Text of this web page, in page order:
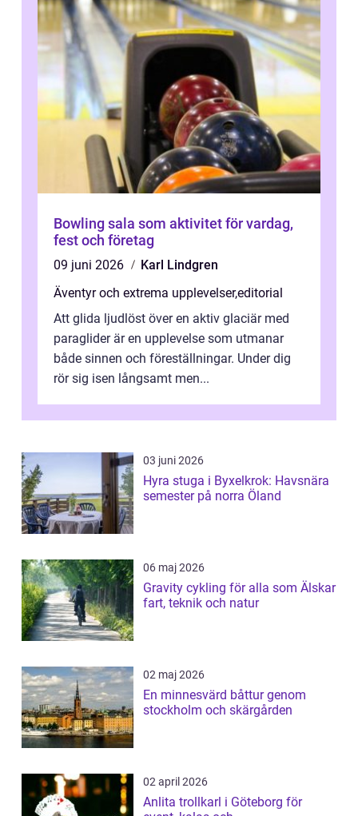
Bowling sala som aktivitet för vardag,
fest och företag
09 juni 2026
Karl Lindgren
Äventyr och extrema upplevelser,editorial
Att glida ljudlöst över en aktiv glaciär med
paraglider är en upplevelse som utmanar
både sinnen och föreställningar. Under dig
rör sig isen långsamt men...
03 juni 2026
Hyra stuga i Byxelkrok: Havsnära
semester på norra Öland
06 maj 2026
Gravity cykling för alla som Älskar
fart, teknik och natur
02 maj 2026
En minnesvärd båttur genom
stockholm och skärgården
02 april 2026
Anlita trollkarl i Göteborg för